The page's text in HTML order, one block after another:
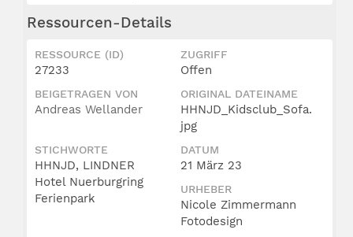
Ressourcen-Details
RESSOURCE (ID)
27233
ZUGRIFF
Offen
BEIGETRAGEN VON
Andreas Wellander
ORIGINAL DATEINAME
HHNJD_Kidsclub_Sofa.
jpg
STICHWORTE
HHNJD, LINDNER
Hotel Nuerburgring
Ferienpark
DATUM
21 März 23
URHEBER
Nicole Zimmermann
Fotodesign